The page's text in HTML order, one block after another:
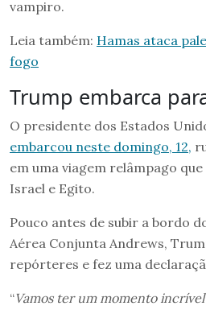
vampiro.
Leia também: Hamas ataca
fogo
Trump embarca
O presidente dos Estados
embarcou neste domingo, 12,
em uma viagem relâmpago
Israel e Egito.
Pouco antes de subir a bordo
Aérea Conjunta Andrews,
repórteres e fez uma
“Vamos ter um momento